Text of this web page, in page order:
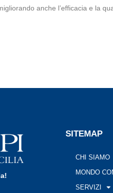
anche l’efficacia e la
SITEMAP
CHI SIAMO
MONDO
SERVIZI